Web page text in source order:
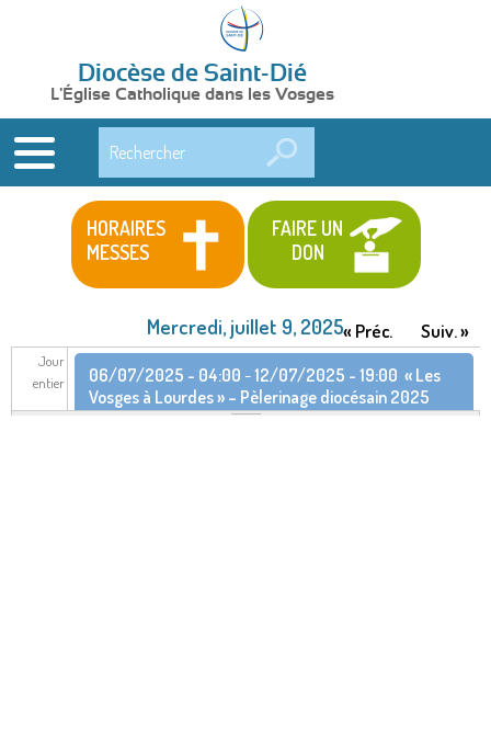
Diocèse de Saint-Dié
L'Église Catholique dans les Vosges
HORAIRES
MESSES
FAIRE UN
DON
Mercredi, juillet 9, 2025« Préc. Suiv. »
Jour
entier
06/07/2025 - 04:00 -12/07/2025 - 19:00 « Les
Vosges à Lourdes » – Pèlerinage diocésain 2025